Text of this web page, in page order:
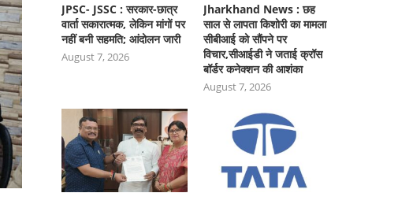
JPSC- JSSC : सरकार-छात्र
वार्ता सकारात्मक, लेकिन मांगों पर
नहीं बनी सहमति; आंदोलन जारी
August 7, 2026
Jharkhand News : छह
साल से लापता किशोरी का मामला
सीबीआई को सौंपने पर
विचार,सीआईडी ने जताई क्रॉस
बॉर्डर कनेक्शन की आशंका
August 7, 2026